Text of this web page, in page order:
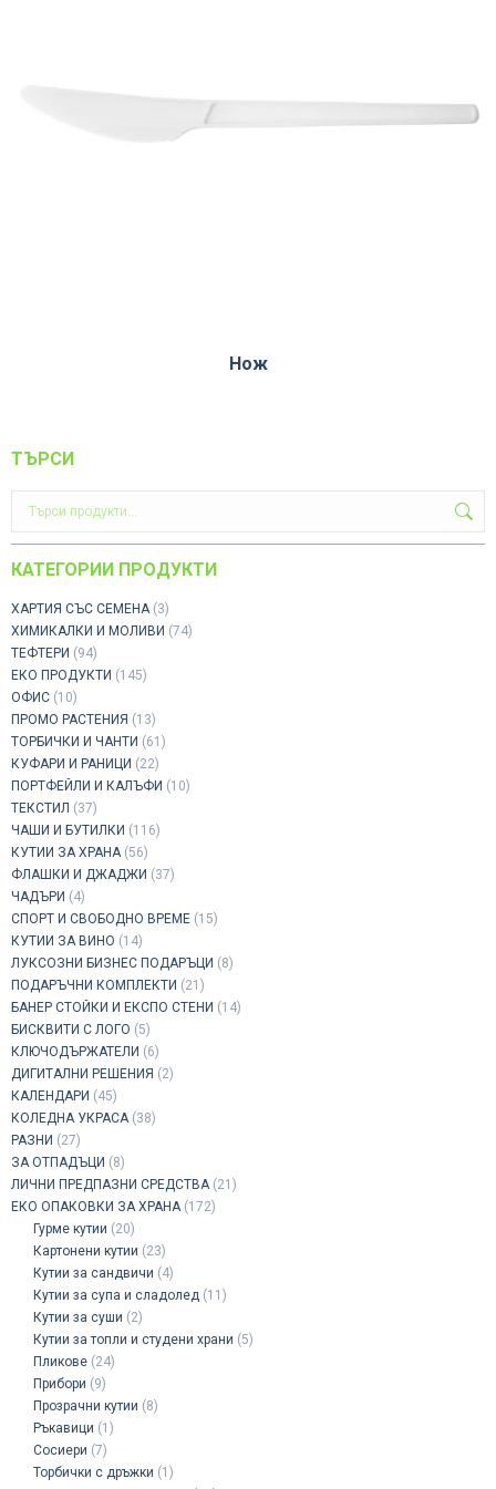
Нож
ТЪРСИ
КАТЕГОРИИ ПРОДУКТИ
ХАРТИЯ СЪС СЕМЕНА (3)
ХИМИКАЛКИ И МОЛИВИ (74)
ТЕФТЕРИ (94)
ЕКО ПРОДУКТИ (145)
ОФИС (10)
ПРОМО РАСТЕНИЯ (13)
ТОРБИЧКИ И ЧАНТИ (61)
КУФАРИ И РАНИЦИ (22)
ПОРТФЕЙЛИ И КАЛЪФИ (10)
ТЕКСТИЛ (37)
ЧАШИ И БУТИЛКИ (116)
КУТИИ ЗА ХРАНА (56)
ФЛАШКИ И ДЖАДЖИ (37)
ЧАДЪРИ (4)
СПОРТ И СВОБОДНО ВРЕМЕ (15)
КУТИИ ЗА ВИНО (14)
ЛУКСОЗНИ БИЗНЕС ПОДАРЪЦИ (8)
ПОДАРЪЧНИ КОМПЛЕКТИ (21)
БАНЕР СТОЙКИ И ЕКСПО СТЕНИ (14)
БИСКВИТИ С ЛОГО (5)
КЛЮЧОДЪРЖАТЕЛИ (6)
ДИГИТАЛНИ РЕШЕНИЯ (2)
КАЛЕНДАРИ (45)
КОЛЕДНА УКРАСА (38)
РАЗНИ (27)
ЗА ОТПАДЪЦИ (8)
ЛИЧНИ ПРЕДПАЗНИ СРЕДСТВА (21)
ЕКО ОПАКОВКИ ЗА ХРАНА (172)
Гурме кутии (20)
Картонени кутии (23)
Кутии за сандвичи (4)
Кутии за супа и сладолед (11)
Кутии за суши (2)
Кутии за топли и студени храни (5)
Пликове (24)
Прибори (9)
Прозрачни кутии (8)
Ръкавици (1)
Сосиери (7)
Торбички с дръжки (1)